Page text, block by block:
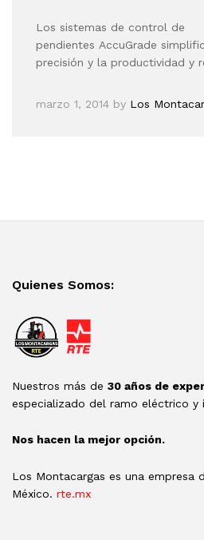
Los sistemas de control de
pendientes AccuGrade
precisión y la productividad y
marzo 1, 2014 by Los
Quienes Somos:
Nuestros más de 30 años de
especializado del ramo eléctrico y
Nos hacen la mejor opción.
Los Montacargas es una empresa
México. rte.mx